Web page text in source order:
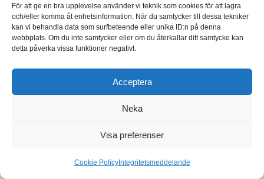
För att ge en bra upplevelse använder vi teknik som cookies för att lagra
och/eller komma åt enhetsinformation. När du samtycker till dessa tekniker
kan vi behandla data som surfbeteende eller unika ID:n på denna
webbplats. Om du inte samtycker eller om du återkallar ditt samtycke kan
detta påverka vissa funktioner negativt.
Acceptera
Neka
Visa preferenser
Cookie PolicyIntegritetsmeddelande
Vårt verksamhetsutrymme HÖRNAN ligger i Sibbo.
Torpvägen 9 B 13,
01150 Söderkulla
Beställnings- och leveransvillkor
Sekretesspolicy
(på finska)